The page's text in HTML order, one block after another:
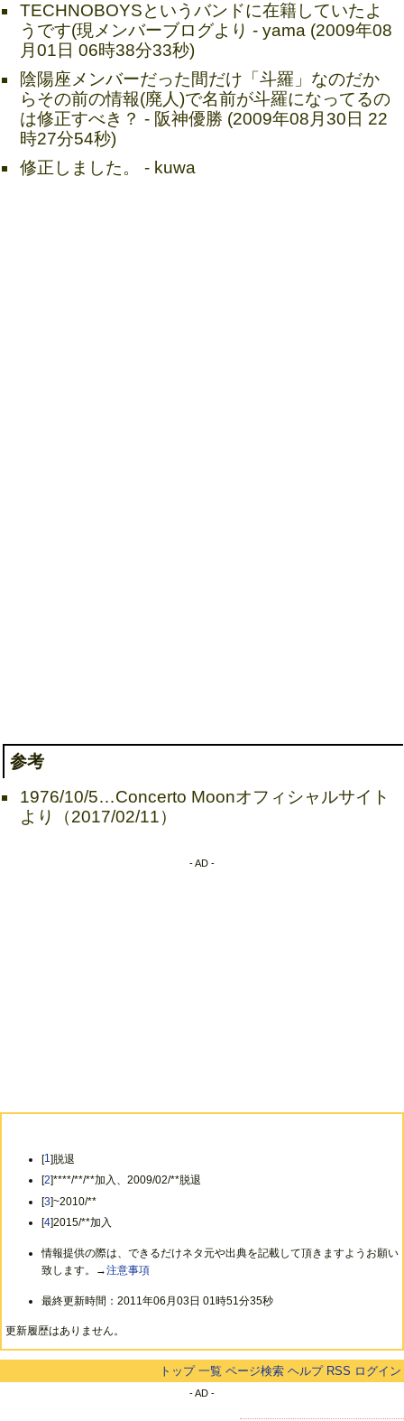
TECHNOBOYSというバンドに在籍していたよ
うです(現メンバーブログより - yama (2009年08
月01日 06時38分33秒)
陰陽座メンバーだった間だけ「斗羅」なのだか
らその前の情報(廃人)で名前が斗羅になってるの
は修正すべき？ - 阪神優勝 (2009年08月30日 22
時27分54秒)
修正しました。 - kuwa
参考
1976/10/5…Concerto Moonオフィシャルサイト
より（2017/02/11）
- AD -
[1]脱退
[2]****/**/**加入、2009/02/**脱退
[3]~2010/**
[4]2015/**加入
情報提供の際は、できるだけネタ元や出典を記載して頂きますようお願い
致します。→注意事項
最終更新時間：2011年06月03日 01時51分35秒
更新履歴はありません。
トップ 一覧 ページ検索 ヘルプ RSS ログイン
- AD -